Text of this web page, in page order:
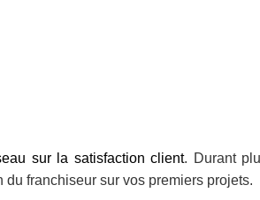
sur la satisfaction client. Durant
franchiseur sur vos premiers projets.